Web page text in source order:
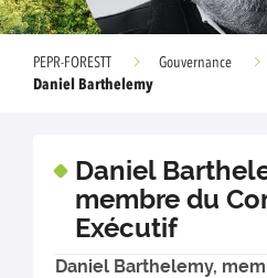
PEPR-FORESTT Gouvernance
Daniel Barthelemy
Daniel
membre du
Exécutif
Daniel Barthelemy,